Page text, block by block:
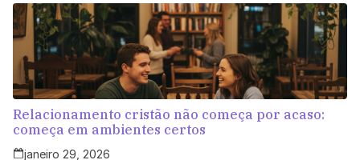
Relacionamento cristão não começa por acaso:
começa em ambientes certos
janeiro 29, 2026